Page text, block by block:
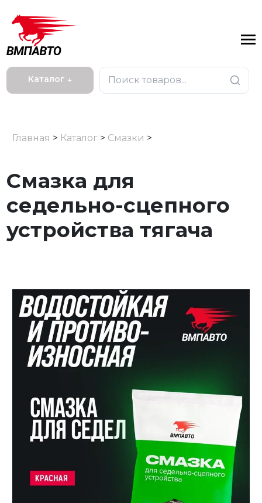
Каталог ↓
Личный кабинет
Главная > Каталог > Смазки >
Смазка для
седельно-сцепного
устройства тягача